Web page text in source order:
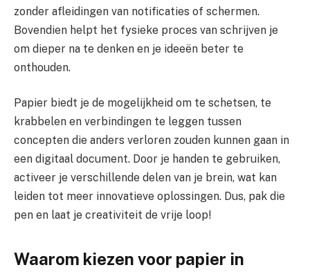
zonder afleidingen van notificaties of schermen.
Bovendien helpt het fysieke proces van schrijven je
om dieper na te denken en je ideeën beter te
onthouden.
Papier biedt je de mogelijkheid om te schetsen, te
krabbelen en verbindingen te leggen tussen
concepten die anders verloren zouden kunnen gaan in
een digitaal document. Door je handen te gebruiken,
activeer je verschillende delen van je brein, wat kan
leiden tot meer innovatieve oplossingen. Dus, pak die
pen en laat je creativiteit de vrije loop!
Waarom kiezen voor papier in